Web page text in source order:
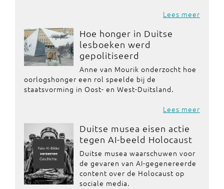
Lees meer
Hoe honger in Duitse
lesboeken werd
gepolitiseerd
Anne van Mourik onderzocht hoe
oorlogshonger een rol speelde bij de
staatsvorming in Oost- en West-Duitsland.
Lees meer
Duitse musea eisen actie
tegen AI-beeld Holocaust
Duitse musea waarschuwen voor
de gevaren van AI-gegenereerde
content over de Holocaust op
sociale media.